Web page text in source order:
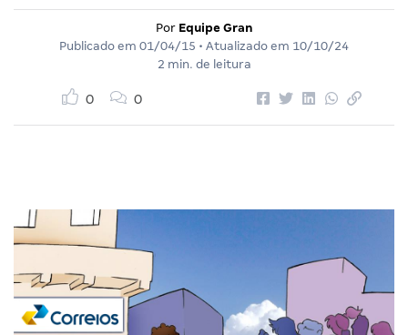
Por Equipe Gran
Publicado em 01/04/15 • Atualizado em 10/10/24
2 min. de leitura
0 0